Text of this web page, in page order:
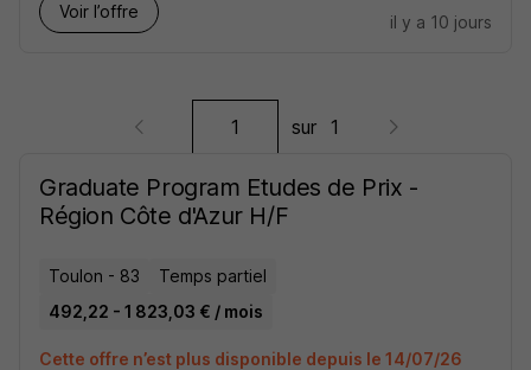
Voir l’offre
il y a 10 jours
sur 1
Graduate Program Etudes de Prix -
Région Côte d'Azur H/F
Toulon - 83
Temps partiel
492,22 - 1 823,03 € / mois
Cette offre n’est plus disponible depuis le 14/07/26